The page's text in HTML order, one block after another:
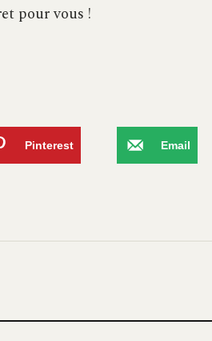
pour vous !
Pinterest Email